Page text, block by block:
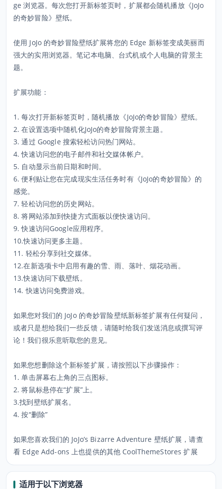
ge 浏览器。每次您打开新标签页时，扩展都会随机播放《JoJo
的奇妙冒险》壁纸。
使用 JoJo 的奇妙冒险壁纸扩展将您的 Edge 新标签变成美丽而
强大的实用浏览器。笔记本电脑、台式机或个人电脑的背景主
题。
扩展功能：
1. 每次打开新标签页时，随机播放《JoJo的奇妙冒险》壁纸。
2. 在设置选项中随机化JoJo的奇妙冒险背景主题。
3. 通过 Google 搜索轻松访问热门网站。
4. 快速访问您的电子邮件和社交媒体帐户。
5. 自动显示当前日期和时间。
6. 便利贴让您在完成现实生活任务时有《JoJo的奇妙冒险》的
感觉。
7. 轻松访问您的历史网站。
8. 将网站添加到快捷方式面板以便快速访问。
9. 快速访问Google应用程序。
10.快速访问更多主题。
11. 轻松分享到社交媒体。
12.在新选项卡中启用有趣的雪、雨、落叶、烟花动画。
13.快速访问下载壁纸。
14. 快速访问免费游戏。
如果您对我们的 JoJo 的奇妙冒险壁纸新标签扩展有任何疑问，
或者只是想给我们一些反馈，请随时给我们发送消息或撰写评
论！我们很乐意听取您的意见。
如果您想删除这个新标签扩展，请按照以下步骤操作：
1. 单击屏幕右上角的三点图标。
2. 将鼠标悬停在“扩展”上。
3.找到壁纸扩展名。
4. 按“删除”
如果您喜欢我们的 JoJo’s Bizarre Adventure 壁纸扩展，请查
看 Edge Add-ons 上也提供的其他 CoolThemeStores 扩展
适用于以下浏览器